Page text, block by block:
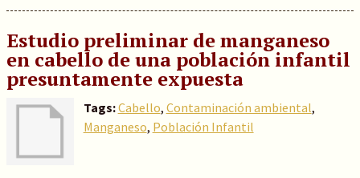
Estudio preliminar de manganeso
en cabello de una población infantil
presuntamente expuesta
Tags:Cabello, Contaminación ambiental,
Manganeso, Población Infantil